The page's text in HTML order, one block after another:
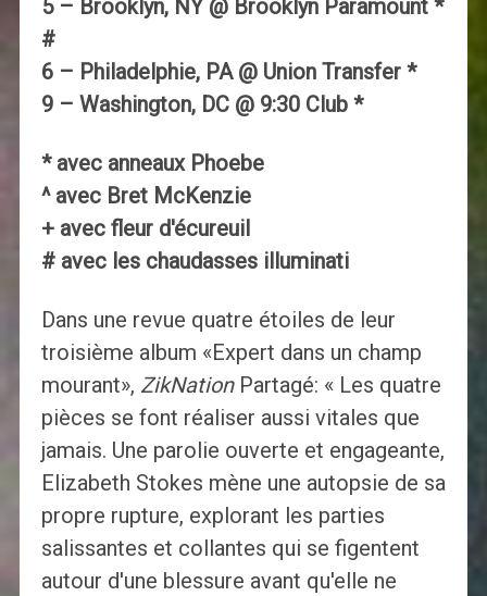
5 – Brooklyn, NY @ Brooklyn Paramount *
#
6 – Philadelphie, PA @ Union Transfer *
9 – Washington, DC @ 9:30 Club *
* avec anneaux Phoebe
^ avec Bret McKenzie
+ avec fleur d'écureuil
# avec les chaudasses illuminati
Dans une revue quatre étoiles de leur
troisième album «Expert dans un champ
mourant», ZikNationPartagé: « Les quatre
pièces se font réaliser aussi vitales que
jamais. Une parolie ouverte et engageante,
Elizabeth Stokes mène une autopsie de sa
propre rupture, explorant les parties
salissantes et collantes qui se figentent
autour d'une blessure avant qu'elle ne